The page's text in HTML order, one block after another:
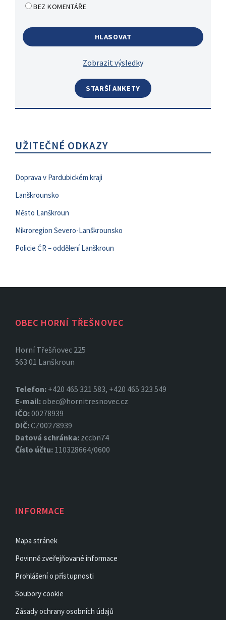
BEZ KOMENTÁŘE
Zobrazit výsledky
STARŠÍ ANKETY
UŽITEČNÉ ODKAZY
Doprava v Pardubickém kraji
Lanškrounsko
Město Lanškroun
Mikroregion Severo-Lanškrounsko
Policie ČR – oddělení Lanškroun
OBEC HORNÍ TŘEŠNOVEC
Horní Třešňovec 225
563 01 Lanškroun
Telefon: +420 465 321 583, +420 465 323 549
E-mail:obec@hornitresnovec.cz
IČO:00278939
DIČ:CZ00278939
Datová schránka: zccbn74
Číslo účtu: 110328664/0600
INFORMACE
Mapa stránek
Povinně zveřejňované informace
Prohlášení o přístupnosti
Soubory cookie
Zásady ochrany osobních údajů